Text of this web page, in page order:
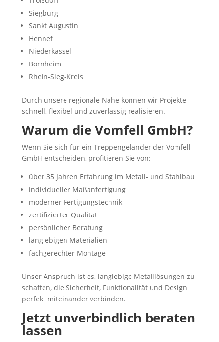
Siegburg
Sankt Augustin
Hennef
Niederkassel
Bornheim
Rhein-Sieg-Kreis
Durch unsere regionale Nähe können wir Projekte
schnell, flexibel und zuverlässig realisieren.
Warum die Vomfell GmbH?
Wenn Sie sich für ein Treppengeländer der Vomfell
GmbH entscheiden, profitieren Sie von:
über 35 Jahren Erfahrung im Metall- und Stahlbau
individueller Maßanfertigung
moderner Fertigungstechnik
zertifizierter Qualität
persönlicher Beratung
langlebigen Materialien
fachgerechter Montage
Unser Anspruch ist es, langlebige Metalllösungen zu
schaffen, die Sicherheit, Funktionalität und Design
perfekt miteinander verbinden.
Jetzt unverbindlich beraten
lassen